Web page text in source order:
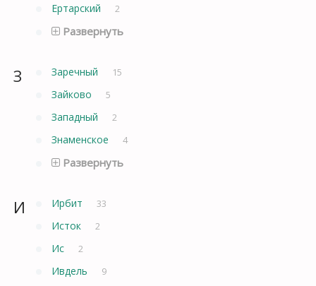
Ертарский 2
Развернуть
З Заречный 15
Зайково 5
Западный 2
Знаменское 4
Развернуть
И Ирбит 33
Исток 2
Ис 2
Ивдель 9